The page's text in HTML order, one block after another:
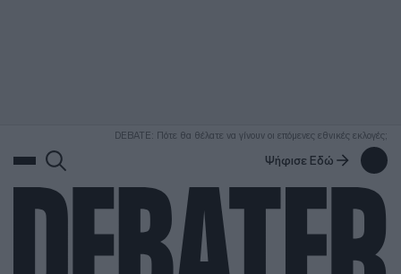
DEBATE: Πότε θα θέλατε να γίνουν οι επόμενες εθνικές εκλογές;
Ψήφισε Εδώ